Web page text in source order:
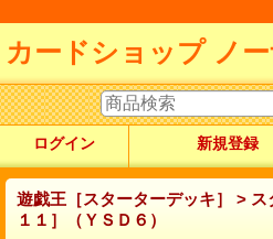
カードショップ ノ
ログイン 新規登録
遊戯王［スターターデッキ］ >
１１］（ＹＳＤ６）